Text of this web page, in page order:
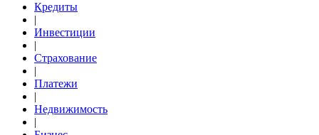
Кредиты
|
Инвестиции
|
Страхование
|
Платежи
|
Недвижимость
|